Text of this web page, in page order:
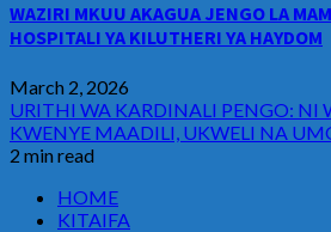
WAZIRI MKUU AKAGUA JENGO LA
HOSPITALI YA KILUTHERI YA HAYDOM
March 2, 2026
URITHI WA KARDINALI PENGO: NI
KWENYE MAADILI, UKWELI NA
2 min read
HOME
KITAIFA